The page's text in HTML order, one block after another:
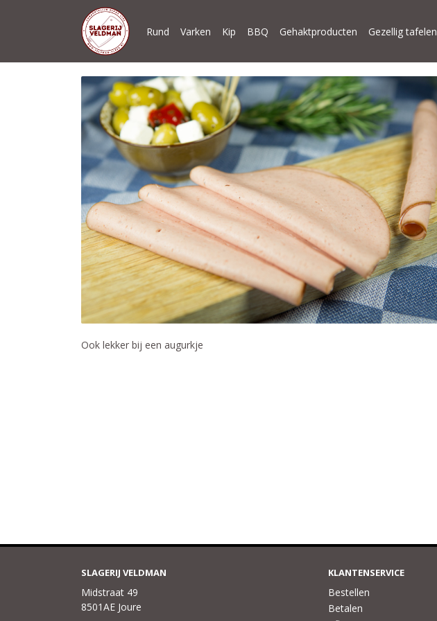
Rund Varken Kip BBQ Gehaktproducten Gezellig tafelen
Ook lekker bij een augurkje
SLAGERIJ VELDMAN
Midstraat 49
8501AE Joure
KLANTENSERVICE
Bestellen
Betalen